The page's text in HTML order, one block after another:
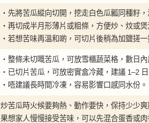
・先將苦瓜縱向切開，挖走白色瓜瓤同種籽，
・再切成半月形薄片或粗條，方便炒、炆或煲
・若想苦味再溫和啲，可切片後稍為加鹽搓
・整條未切嘅苦瓜，可放雪櫃蔬菜格，數日內
・已切片苦瓜，可放密實盒冷藏，建議 1–2
・唔建議長時間冷凍，容易影響口感同水份。
炒苦瓜時火候要夠熱、動作要快，保持少少
果想家人慢慢接受苦味，可以先混合蛋香或肉